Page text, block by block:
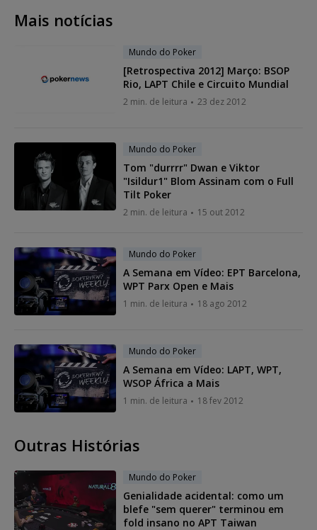
Mais notícias
Mundo do Poker
[Retrospectiva 2012] Março: BSOP
Rio, LAPT Chile e Circuito Mundial
2 min. de leitura 23 dez 2012
Mundo do Poker
Tom "durrrr" Dwan e Viktor
"Isildur1" Blom Assinam com o Full
Tilt Poker
2 min. de leitura 15 out 2012
Mundo do Poker
A Semana em Vídeo: EPT Barcelona,
WPT Parx Open e Mais
1 min. de leitura 18 ago 2012
Mundo do Poker
A Semana em Vídeo: LAPT, WPT,
WSOP África a Mais
1 min. de leitura 18 fev 2012
Outras Histórias
Mundo do Poker
Genialidade acidental: como um
blefe "sem querer" terminou em
fold insano no APT Taiwan